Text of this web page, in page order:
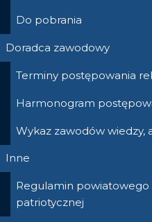
Do pobrania
Doradca zawodowy
Terminy postępowania
Harmonogram
Wykaz zawodów wiedzy,
Inne
Regulamin powiatowego
patriotycznej